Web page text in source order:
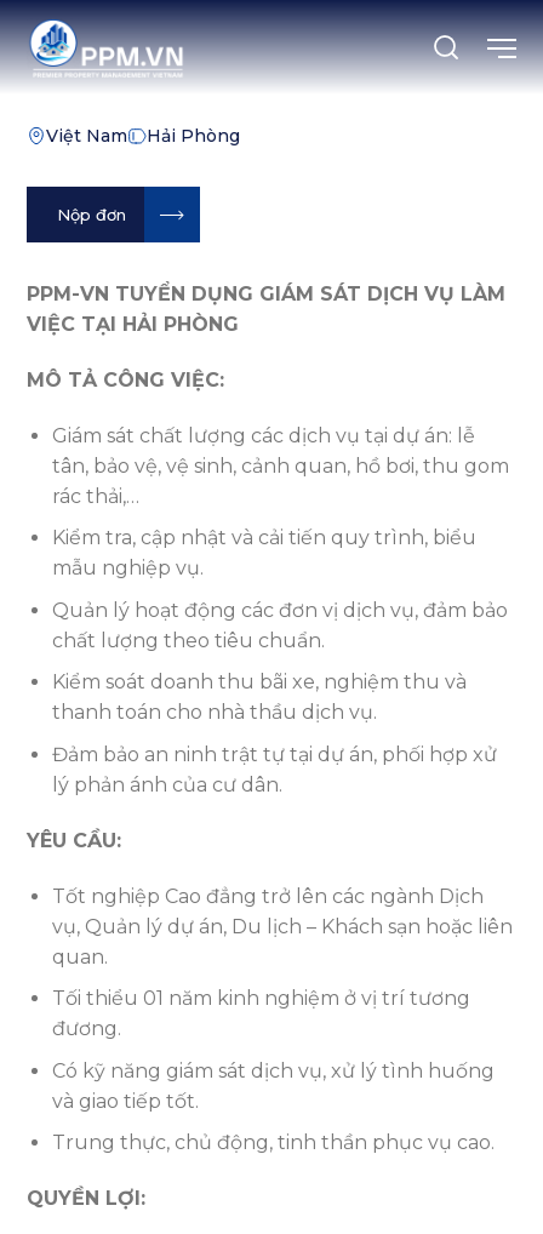
Chuyển
đến
nội
Việt Nam Hải Phòng
Nộp đơn
PPM-VN TUYỂN DỤNG GIÁM SÁT DỊCH VỤ LÀM
VIỆC TẠI HẢI PHÒNG
MÔ TẢ CÔNG VIỆC:
Giám sát chất lượng các dịch vụ tại dự án: lễ
tân, bảo vệ, vệ sinh, cảnh quan, hồ bơi, thu gom
rác thải,…
Kiểm tra, cập nhật và cải tiến quy trình, biểu
mẫu nghiệp vụ.
Quản lý hoạt động các đơn vị dịch vụ, đảm bảo
chất lượng theo tiêu chuẩn.
Kiểm soát doanh thu bãi xe, nghiệm thu và
thanh toán cho nhà thầu dịch vụ.
Đảm bảo an ninh trật tự tại dự án, phối hợp xử
lý phản ánh của cư dân.
YÊU CẦU:
Tốt nghiệp Cao đẳng trở lên các ngành Dịch
vụ, Quản lý dự án, Du lịch – Khách sạn hoặc liên
quan.
Tối thiểu 01 năm kinh nghiệm ở vị trí tương
đương.
Có kỹ năng giám sát dịch vụ, xử lý tình huống
và giao tiếp tốt.
Trung thực, chủ động, tinh thần phục vụ cao.
QUYỀN LỢI: